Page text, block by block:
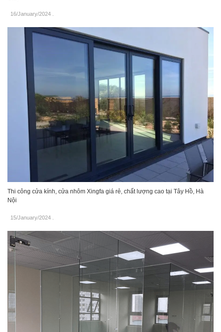
16/January/2024
Thi công cửa kính, cửa nhôm Xingfa giá rẻ, chất lượng cao tại Tây Hồ, Hà
Nội
15/January/2024